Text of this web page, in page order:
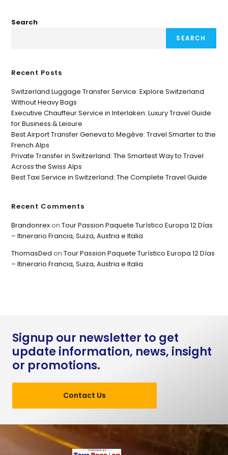
Search
SEARCH
Recent Posts
Switzerland Luggage Transfer Service: Explore Switzerland
Without Heavy Bags
Executive Chauffeur Service in Interlaken: Luxury Travel Guide
for Business & Leisure
Best Airport Transfer Geneva to Megève: Travel Smarter to the
French Alps
Private Transfer in Switzerland: The Smartest Way to Travel
Across the Swiss Alps
Best Taxi Service in Switzerland: The Complete Travel Guide
Recent Comments
BrandonrexonTour Passion Paquete Turístico Europa 12 Días
– Itinerario Francia, Suiza, Austria e Italia
ThomasDed onTour Passion Paquete Turístico Europa 12 Días
– Itinerario Francia, Suiza, Austria e Italia
Signup our newsletter to get
update information, news, insight
or promotions.
Contact Us